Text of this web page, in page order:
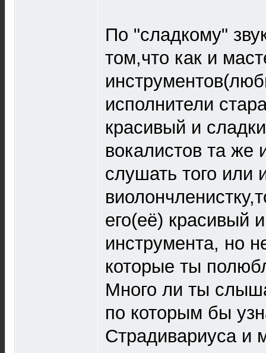
По "сладкому"
том,что как и
исполнители
красивый и
вокалистов та же
слушать того или
его(её) красивый
инструмента, но
которые ты
Много ли ты
по которым бы
Страдивариуса и